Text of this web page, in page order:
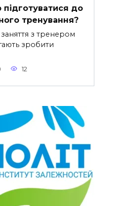
до
тренування?
заняття з тренером
зробити
12